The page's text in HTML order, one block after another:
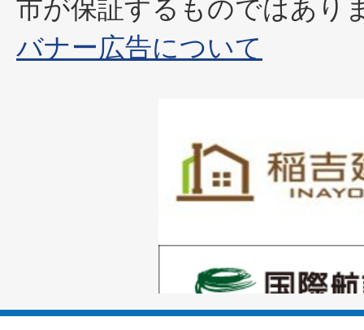
市が保証するものではあり
バナー広告について
枚
目
ラ
枚